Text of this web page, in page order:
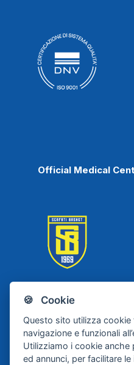
🍪 Cookie
Questo sito utilizza cookie
navigazione e funzionali
Utilizziamo i cookie anche
ed annunci, per facilitare
Official Medical
Scafati Basket